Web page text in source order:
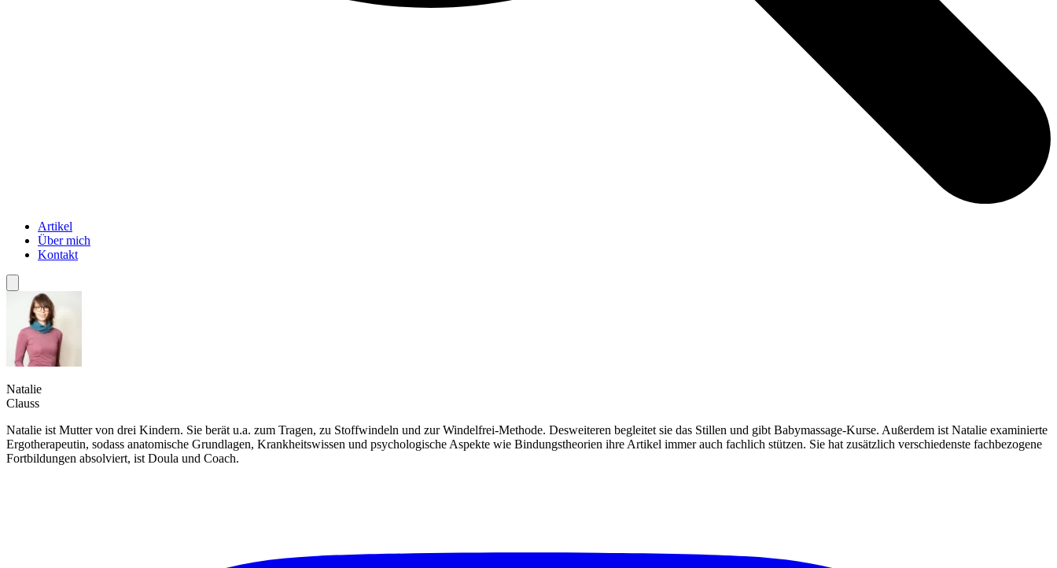
Artikel
Über mich
Kontakt
Natalie
Clauss
Natalie ist Mutter von drei Kindern. Sie berät u.a. zum Tragen, zu Stoffwindeln und zur Windelfrei-Methode. Desweiteren begleitet sie das Stillen und gibt Babymassage-Kurse. Außerdem ist Natalie examinierte
Ergotherapeutin, sodass anatomische Grundlagen, Krankheitswissen und psychologische Aspekte wie Bindungstheorien ihre Artikel immer auch fachlich stützen. Sie hat zusätzlich verschiedenste fachbezogene
Fortbildungen absolviert, ist Doula und Coach.